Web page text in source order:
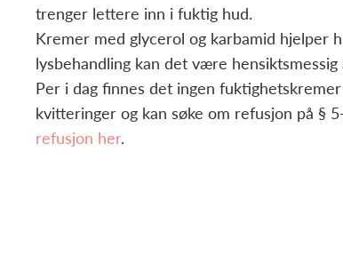
trenger lettere inn i fuktig hud.
Kremer med glycerol og karbamid hjelper
lysbehandling kan det være
Per i dag finnes det ingen
kvitteringer og kan søke om refusjon på §
refusjon her.